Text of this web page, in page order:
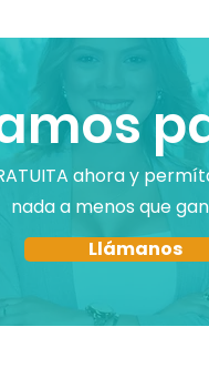
ahora y
nada a menos que
Llámanos